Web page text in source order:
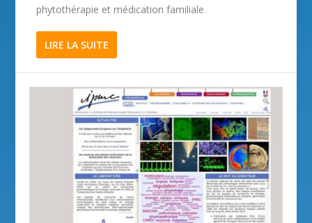
phytothérapie et médication familiale
LIRE LA SUITE